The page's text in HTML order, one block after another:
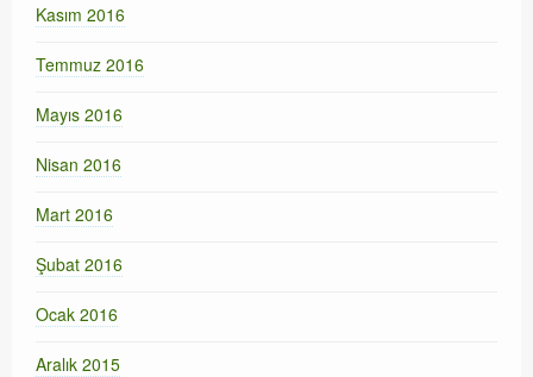
Kasım 2016
Temmuz 2016
Mayıs 2016
Nisan 2016
Mart 2016
Şubat 2016
Ocak 2016
Aralık 2015